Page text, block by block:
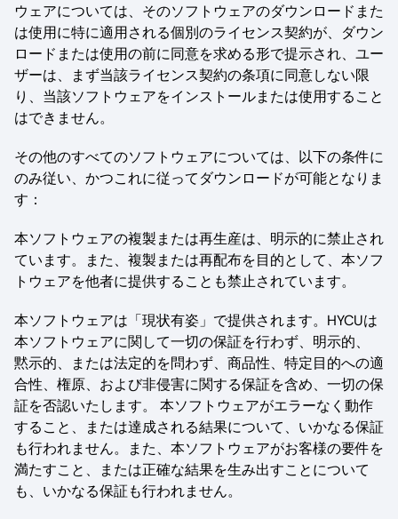
ウェアについては、そのソフトウェアのダウンロードまた
は使用に特に適用される個別のライセンス契約が、ダウン
ロードまたは使用の前に同意を求める形で提示され、ユー
ザーは、まず当該ライセンス契約の条項に同意しない限
り、当該ソフトウェアをインストールまたは使用すること
はできません。
その他のすべてのソフトウェアについては、以下の条件に
のみ従い、かつこれに従ってダウンロードが可能となりま
す：
本ソフトウェアの複製または再生産は、明示的に禁止され
ています。また、複製または再配布を目的として、本ソフ
トウェアを他者に提供することも禁止されています。
本ソフトウェアは「現状有姿」で提供されます。HYCUは
本ソフトウェアに関して一切の保証を行わず、明示的、
黙示的、または法定的を問わず、商品性、特定目的への適
合性、権原、および非侵害に関する保証を含め、一切の保
証を否認いたします。 本ソフトウェアがエラーなく動作
すること、または達成される結果について、いかなる保証
も行われません。また、本ソフトウェアがお客様の要件を
満たすこと、または正確な結果を生み出すことについて
も、いかなる保証も行われません。